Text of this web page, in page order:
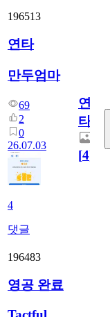
196513
연타
만두엄마
69
2
0
26.07.03
4
댓글
연
타
[4]
196483
영공 완료